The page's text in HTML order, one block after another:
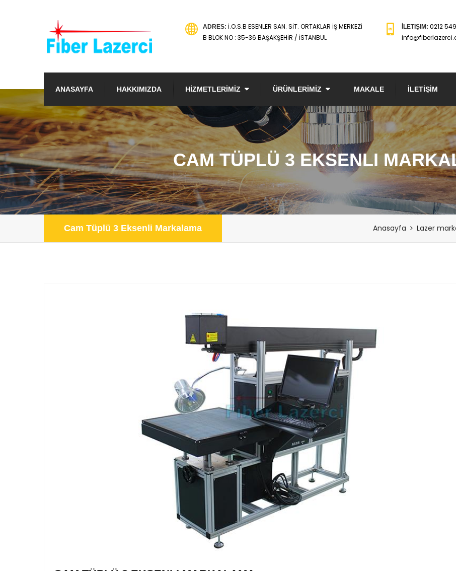
ADRES: İ.O.S.B ESENLER SAN. SİT. ORTAKLAR İŞ MERKEZİ
B BLOK NO : 35-36 BAŞAKŞEHİR / İSTANBUL
İLETIŞIM: 0212
ANASAYFA HAKKIMIZDA HİZMETLERİMİZ ÜRÜNLERİMİZ MAKALE İLETİŞİM
CAM TÜPLÜ 3 EKSENLI
Cam Tüplü 3 Eksenli Markalama Anasayfa Lazer